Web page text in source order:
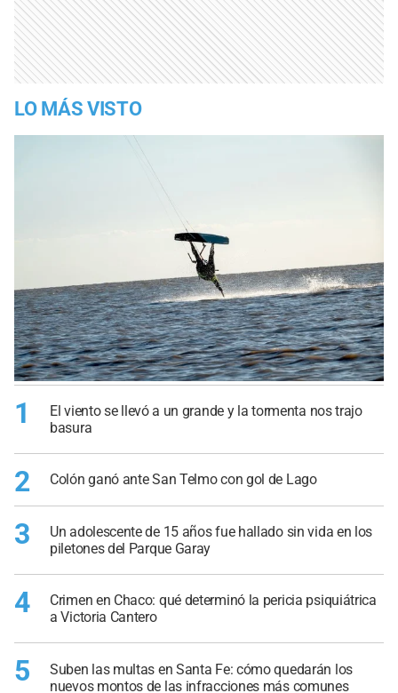
LO MÁS VISTO
1
El viento se llevó a un grande y la tormenta nos trajo
basura
2 Colón ganó ante San Telmo con gol de Lago
3
Un adolescente de 15 años fue hallado sin vida en los
piletones del Parque Garay
4
Crimen en Chaco: qué determinó la pericia psiquiátrica
a Victoria Cantero
5
Suben las multas en Santa Fe: cómo quedarán los
nuevos montos de las infracciones más comunes